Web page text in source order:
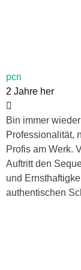
pcn
2 Jahre her
Bin immer
Professionalität,
Profis am Werk.
Auftritt den
und
authentischen